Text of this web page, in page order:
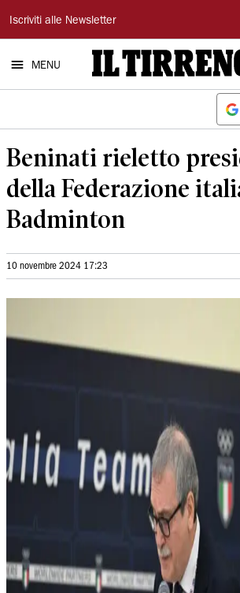
Il
Tirreno
Iscriviti alle Newsletter
MENU
Beninati rieletto
della Federazione
Badminton
10 novembre 2024 17:23